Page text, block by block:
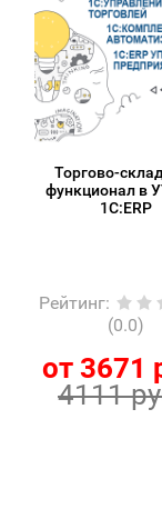
Торгово-
функционал в
1С:ERP
Рейтинг:
(0.0)
от 3671
4111